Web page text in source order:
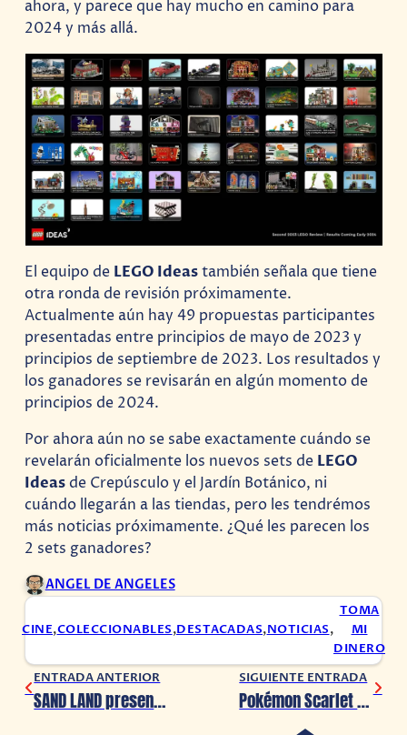
ahora, y parece que hay mucho en camino para
2024 y más allá.
El equipo de LEGO Ideastambién señala que tiene
otra ronda de revisión próximamente.
Actualmente aún hay 49 propuestas participantes
presentadas entre principios de mayo de 2023 y
principios de septiembre de 2023. Los resultados y
los ganadores se revisarán en algún momento de
principios de 2024.
Por ahora aún no se sabe exactamente cuándo se
revelarán oficialmente los nuevos sets de LEGO
Ideasde Crepúsculo y el Jardín Botánico, ni
cuándo llegarán a las tiendas, pero les tendrémos
más noticias próximamente. ¿Qué les parecen los
2 sets ganadores?
ANGEL DE ANGELES
CINE,COLECCIONABLES,DESTACADAS,NOTICIAS,
TOMA
MI
DINERO
ENTRADA ANTERIOR
SAND LAND presenta nuevo avance, ¿Llegará en 2024?
SIGUIENTE ENTRADA
Pokémon Scarlet & Violet: The Hidden Treasure of Area Zero Epilogue llegará en 2024